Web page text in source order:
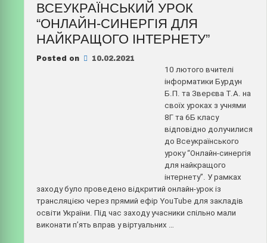
ВСЕУКРАЇНСЬКИЙ УРОК
“ОНЛАЙН-СИНЕРГІЯ ДЛЯ
НАЙКРАЩОГО ІНТЕРНЕТУ”
Posted on 10.02.2021
10 лютого вчителі
інформатики Бурдун
Б.П. та Зверєва Т.А. на
своїх уроках з учнями
8Г та 6Б класу
відповідно долучилися
до Всеукраїнського
уроку “Онлайн-синергія
для найкращого
інтернету”. У рамках
заходу було проведено відкритий онлайн-урок із
трансляцією через прямий ефір YouTube для закладів
освіти України. Під час заходу учасники спільно мали
виконати п’ять вправ у віртуальних …